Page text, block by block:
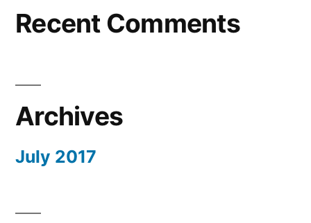
Recent Comments
Archives
July 2017